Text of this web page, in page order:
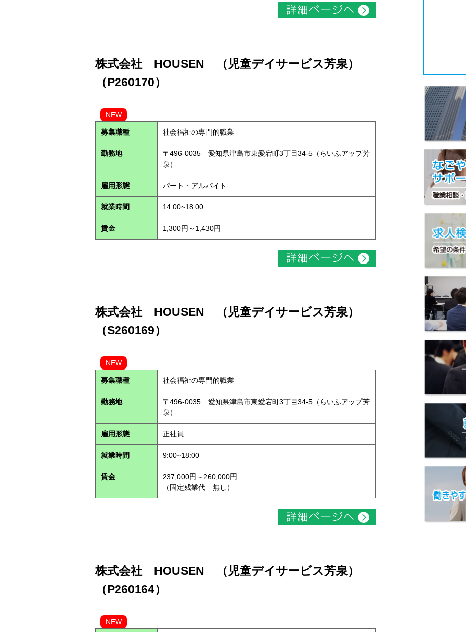
株式会社 HOUSEN （児童デイサービス芳泉）
（P260170）
NEW
募集職種 社会福祉の専門的職業
勤務地
〒496-0035 愛知県津島市東愛宕町3丁目34-5（らいふアップ芳
泉）
雇用形態 パート・アルバイト
就業時間 14:00~18:00
賃金 1,300円～1,430円
株式会社 HOUSEN （児童デイサービス芳泉）
（S260169）
NEW
募集職種 社会福祉の専門的職業
勤務地
〒496-0035 愛知県津島市東愛宕町3丁目34-5（らいふアップ芳
泉）
雇用形態 正社員
就業時間 9:00~18:00
賃金
237,000円～260,000円
（固定残業代 無し）
株式会社 HOUSEN （児童デイサービス芳泉）
（P260164）
NEW